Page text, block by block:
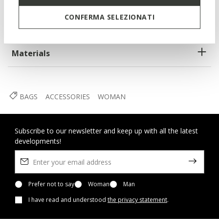
CONFERMA SELEZIONATI
Zip fastening
Materials
BAGS ACCESSORIES WOMAN
Subscribe to our newsletter and keep up with all the latest
developments!
Prefer not to say Woman
Man
I have read and understood the privacy statement.